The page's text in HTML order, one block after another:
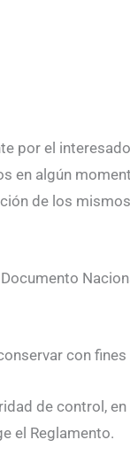
por el
en algún
de los
con
de control,
el Reglamento.